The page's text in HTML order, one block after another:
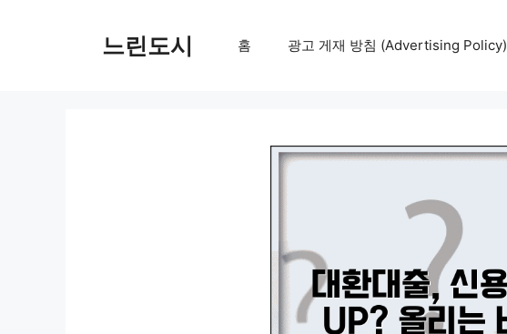
느린도시 홈 광고 게재 방침 (Advertising Policy)